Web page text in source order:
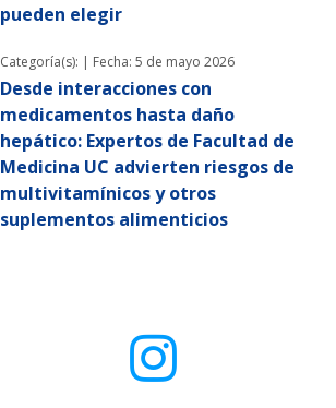
pueden elegir
Categoría(s): | Fecha: 5 de mayo 2026
Desde interacciones con
medicamentos hasta daño
hepático: Expertos de Facultad de
Medicina UC advierten riesgos de
multivitamínicos y otros
suplementos alimenticios